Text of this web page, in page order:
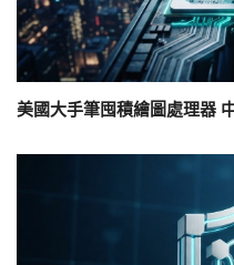
美國大手筆囤積繪圖處理器